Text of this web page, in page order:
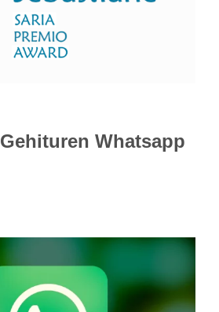
Gehituren Whatsapp